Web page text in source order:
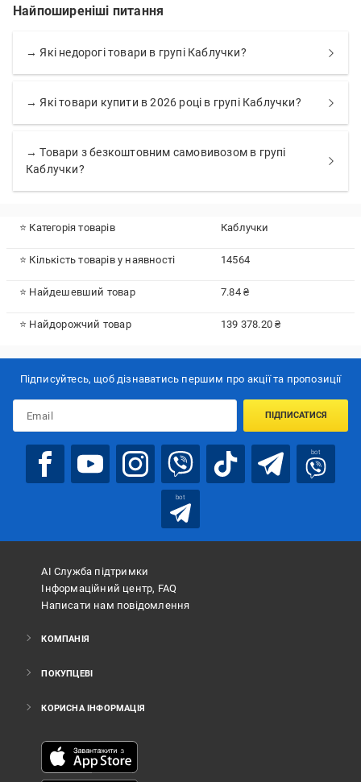
Найпоширеніші питання
→ Які недорогі товари в групі Каблучки?
→ Які товари купити в 2026 році в групі Каблучки?
→ Товари з безкоштовним самовивозом в групі
Каблучки?
⭐ Категорія товарів Каблучки
⭐ Кількість товарів у наявності 14564
⭐ Найдешевший товар 7.84 ₴
⭐ Найдорожчий товар 139 378.20 ₴
Підписуйтесь, щоб дізнаватись першим про акції та пропозиції
ПІДПИСАТИСЯ
bot
bot
АІ Служба підтримки
Інформаційний центр, FAQ
Написати нам повідомлення
КОМПАНІЯ
ПОКУПЦЕВІ
КОРИСНА ІНФОРМАЦІЯ